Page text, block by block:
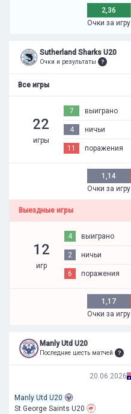
2,36
Очки за игру
Sutherland Sharks U20
Очки и результаты
Все игры
22
игры
7 выиграно
4 ничьи
11 поражения
1,14
Очки за игру
Выездные игры
12
игр
4 выиграно
2 ничьи
6 поражения
1,17
Очки за игру
Manly Utd U20
Последние шесть матчей
20.06.2026
Manly Utd U20
St George Saints U20